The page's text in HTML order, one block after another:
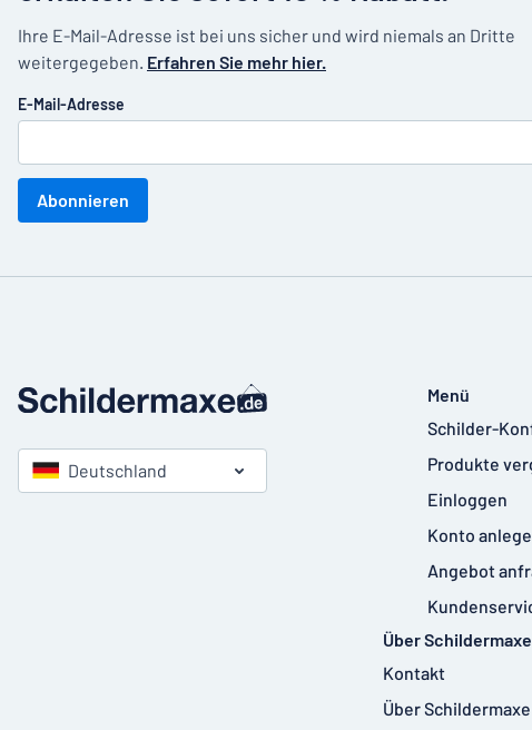
Ihre E-Mail-Adresse ist bei uns sicher und wird niemals an Dritte
weitergegeben. Erfahren Sie mehr hier.
E-Mail-Adresse
Abonnieren
Deutschland
Menü
Schilder-
Produkte
Einloggen
Konto
Angebot
Über Schildermaxe
Kontakt
Über Schildermaxe